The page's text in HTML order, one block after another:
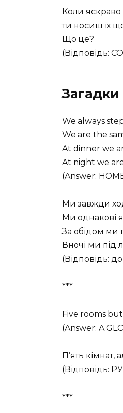
Коли яскраво
ти носиш їх
Що це?
(Відповідь:
We always
We are the
At dinner we
At night we
(Answer:
Ми завжди
Ми однакові
За обідом ми
Вночі ми під
(Відповідь:
***
Five rooms
(Answer: A
П’ять кімнат,
(Відповідь:
***